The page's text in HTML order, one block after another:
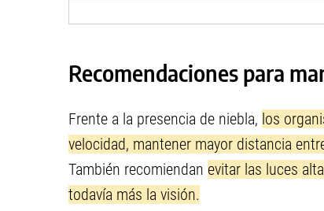
Recomendaciones para
Frente a la presencia de niebla, los
velocidad, mantener mayor distancia
También recomiendan evitar las luces
todavía más la visión.